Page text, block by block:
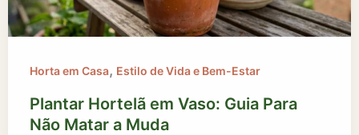
Horta em Casa, Estilo de Vida e Bem-Estar
Plantar Hortelã em Vaso: Guia Para
Não Matar a Muda